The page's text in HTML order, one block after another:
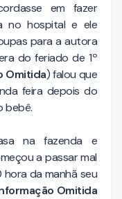
em fazer
no hospital e ele
para a autora
do feriado de 1º
Omitida) falou que
feira depois do
bebê.
na fazenda e
a passar mal
da manhã seu
Omitida